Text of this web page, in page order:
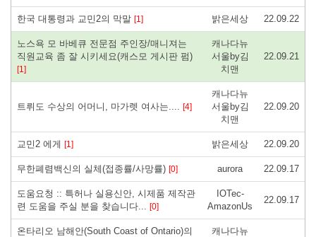
한국 대통령과 교민2의 막말 [1] 밝은세상 22.09.22
노스욕 모 바베큐 전문점 주인장/매니져는
직원교육 좀 잘 시키세요(캐스모 게시판 펌)
[1]
캐나다뉴
서울by김
치맨
22.09.21
트뤼도 수상의 어머니, 마가렛 여사는.... [4]
캐나다뉴
서울by김
치맨
22.09.20
교민2 에게 [1] 밝은세상 22.09.20
무한폐렴백신의 실체(접종률/사망률) [0] aurora 22.09.17
도움요청 :: 특허나 실용신안, 시제품 제작관
련 도움을 주실 분을 찾습니다... [0]
IOTec-
AmazonUs
22.09.17
온타리오 남해안(South Coast of Ontario)의
캐나다뉴